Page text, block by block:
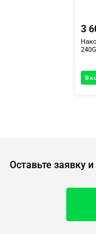
3
В
Оставьте заявку